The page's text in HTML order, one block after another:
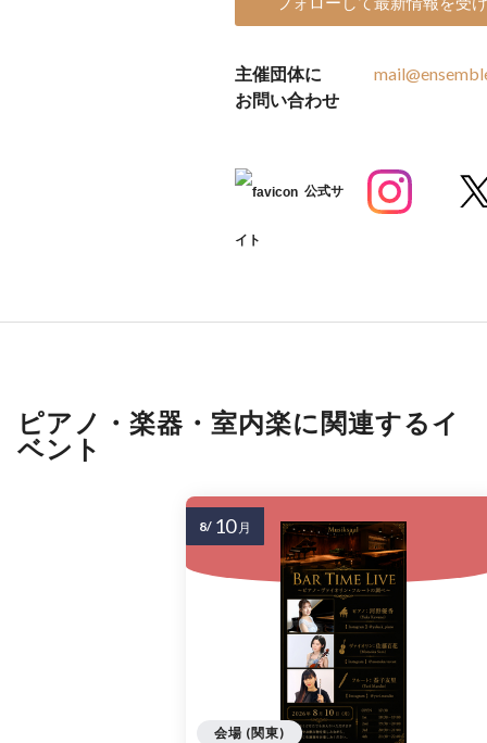
主催団体に
お問い合わせ
公式サ
イト
ピアノ・楽器・室内楽に関連するイ
ベント
会場 (関東)
8/ 10 月